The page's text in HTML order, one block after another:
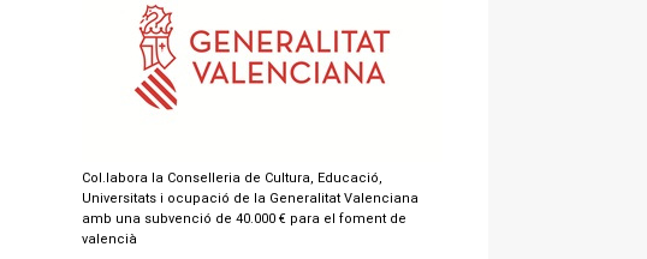
Col.labora la Conselleria de Cultura, Educació,
Universitats i ocupació de la Generalitat Valenciana
amb una subvenció de 40.000 € para el foment de
valencià